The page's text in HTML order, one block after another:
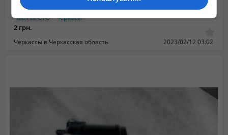
Час Пік СТО - Черкаси
2 грн.
Черкассы в Черкасская область 2023/02/12 03:02